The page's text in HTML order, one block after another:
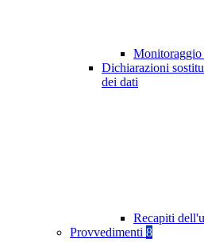
Monitoraggio
Dichiarazioni
dei dati
Recapiti
Provvedimenti 8